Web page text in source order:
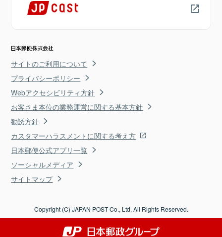
サイトのご利用について
プライバシーポリシー
Webアクセシビリティ方針
お客さま本位の業務運営に関する基本方針
勧誘方針
カスタマーハラスメントに関する考え方
日本郵便公式アプリ一覧
ソーシャルメディア
サイトマップ
Copyright (C) JAPAN POST Co., Ltd. All Rights Reserved.